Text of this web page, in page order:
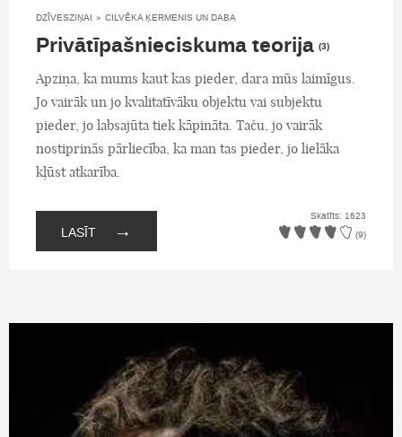
DZĪVESZIŅAI » CILVĒKA ĶERMENIS UN DABA
Privātīpašnieciskuma teorija (3)
Apziņa, ka mums kaut kas pieder, dara mūs laimīgus.
Jo vairāk un jo kvalitatīvāku objektu vai subjektu
pieder, jo labsajūta tiek kāpināta. Taču, jo vairāk
nostiprinās pārliecība, ka man tas pieder, jo lielāka
kļūst atkarība.
LASĪT →
Skatīts: 1623
(9)